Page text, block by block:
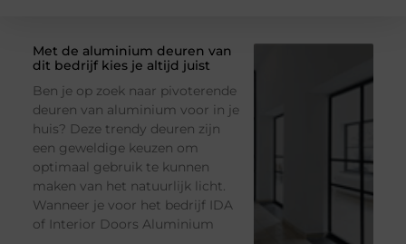
Met de aluminium deuren van
dit bedrijf kies je altijd juist
Ben je op zoek naar pivoterende
deuren van aluminium voor in je
huis? Deze trendy deuren zijn
een geweldige keuzen om
optimaal gebruik te kunnen
maken van het natuurlijk licht.
Wanneer je voor het bedrijf IDA
of Interior Doors Aluminium